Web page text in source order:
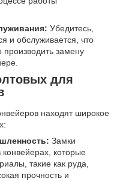
Убедитесь,
и обслуживается, что
замену
для
находят широкое
Замки
конвейерах, которые
такие как руда,
прочность и